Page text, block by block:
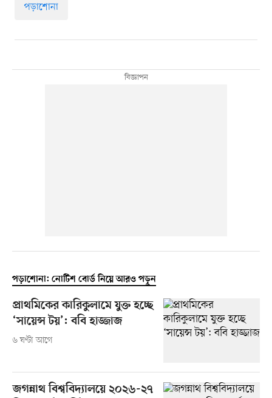
পড়াশোনা
পড়াশোনা: নোটিশ বোর্ড নিয়ে আরও পড়ুন
প্রাথমিকের কারিকুলামে যুক্ত হচ্ছে
‘সায়েন্স টয়’: ববি হাজ্জাজ
৬ ঘণ্টা আগে
জগন্নাথ বিশ্ববিদ্যালয়ে ২০২৬-২৭